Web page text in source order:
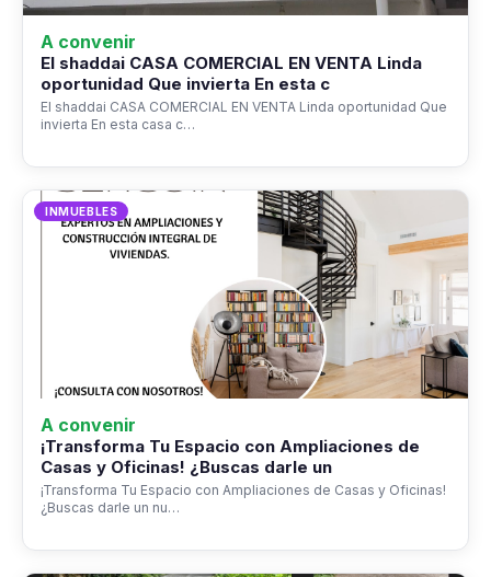
A convenir
El shaddai CASA COMERCIAL EN VENTA Linda
oportunidad Que invierta En esta c
El shaddai CASA COMERCIAL EN VENTA Linda oportunidad Que
invierta En esta casa c…
INMUEBLES
A convenir
¡Transforma Tu Espacio con Ampliaciones de
Casas y Oficinas! ¿Buscas darle un
¡Transforma Tu Espacio con Ampliaciones de Casas y Oficinas!
¿Buscas darle un nu…